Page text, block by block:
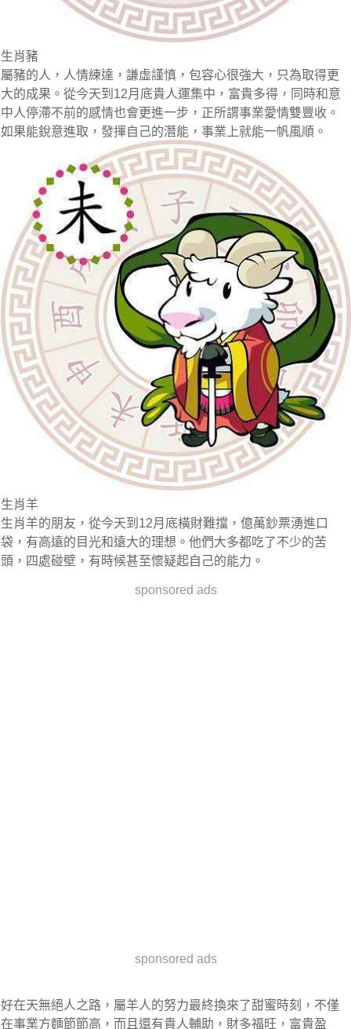
生肖豬
屬豬的人，人情練達，謙虛謹慎，包容心很強大，只為取得更
大的成果。從今天到12月底貴人運集中，富貴多得，同時和意
中人停滯不前的感情也會更進一步，正所謂事業愛情雙豐收。
如果能銳意進取，發揮自己的潛能，事業上就能一帆風順。
生肖羊
生肖羊的朋友，從今天到12月底橫財難擋，億萬鈔票湧進口
袋，有高遠的目光和遠大的理想。他們大多都吃了不少的苦
頭，四處碰壁，有時候甚至懷疑起自己的能力。
sponsored ads
sponsored ads
好在天無絕人之路，屬羊人的努力最終換來了甜蜜時刻，不僅
在事業方麵節節高，而且還有貴人輔助，財多福旺，富貴盈